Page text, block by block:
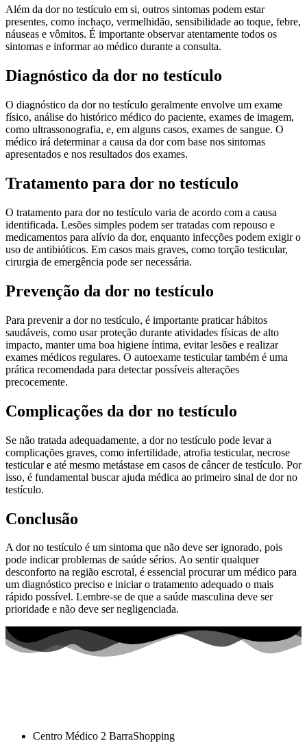
Além da dor no testículo em si, outros sintomas podem estar
presentes, como inchaço, vermelhidão, sensibilidade ao toque, febre,
náuseas e vômitos. É importante observar atentamente todos os
sintomas e informar ao médico durante a consulta.
Diagnóstico da dor no testículo
O diagnóstico da dor no testículo geralmente envolve um exame
físico, análise do histórico médico do paciente, exames de imagem,
como ultrassonografia, e, em alguns casos, exames de sangue. O
médico irá determinar a causa da dor com base nos sintomas
apresentados e nos resultados dos exames.
Tratamento para dor no testículo
O tratamento para dor no testículo varia de acordo com a causa
identificada. Lesões simples podem ser tratadas com repouso e
medicamentos para alívio da dor, enquanto infecções podem exigir o
uso de antibióticos. Em casos mais graves, como torção testicular,
cirurgia de emergência pode ser necessária.
Prevenção da dor no testículo
Para prevenir a dor no testículo, é importante praticar hábitos
saudáveis, como usar proteção durante atividades físicas de alto
impacto, manter uma boa higiene íntima, evitar lesões e realizar
exames médicos regulares. O autoexame testicular também é uma
prática recomendada para detectar possíveis alterações
precocemente.
Complicações da dor no testículo
Se não tratada adequadamente, a dor no testículo pode levar a
complicações graves, como infertilidade, atrofia testicular, necrose
testicular e até mesmo metástase em casos de câncer de testículo. Por
isso, é fundamental buscar ajuda médica ao primeiro sinal de dor no
testículo.
Conclusão
A dor no testículo é um sintoma que não deve ser ignorado, pois
pode indicar problemas de saúde sérios. Ao sentir qualquer
desconforto na região escrotal, é essencial procurar um médico para
um diagnóstico preciso e iniciar o tratamento adequado o mais
rápido possível. Lembre-se de que a saúde masculina deve ser
prioridade e não deve ser negligenciada.
Centro Médico 2 BarraShopping